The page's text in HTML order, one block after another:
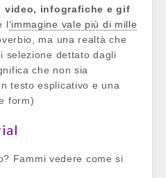
video, infografiche e gif
l‘immagine vale più di mille
ma una realtà che
selezione dettato dagli
che non sia
testo esplicativo e una
form)
Fammi vedere come si